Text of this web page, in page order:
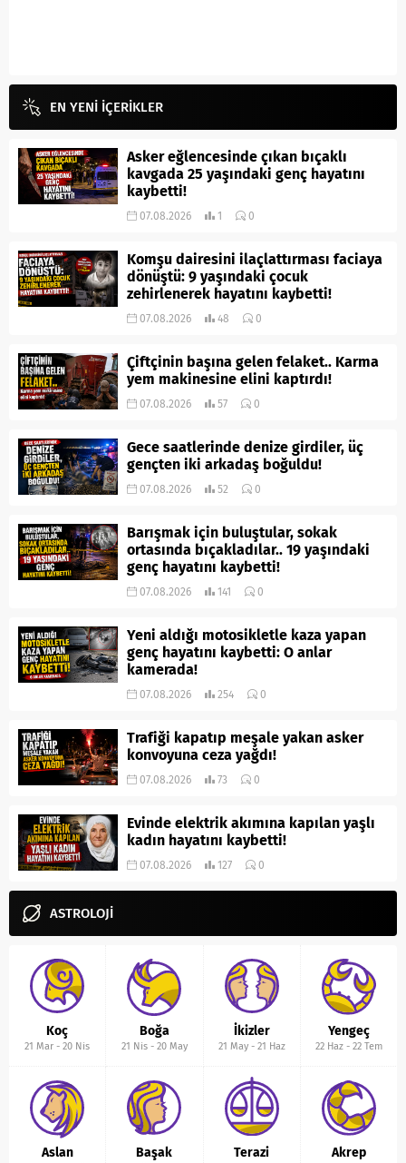
EN YENİ İÇERİKLER
Asker eğlencesinde çıkan bıçaklı
kavgada 25 yaşındaki genç hayatını
kaybetti!
07.08.2026 1 0
Komşu dairesini ilaçlattırması faciaya
dönüştü: 9 yaşındaki çocuk
zehirlenerek hayatını kaybetti!
07.08.2026 48 0
Çiftçinin başına gelen felaket.. Karma
yem makinesine elini kaptırdı!
07.08.2026 57 0
Gece saatlerinde denize girdiler, üç
gençten iki arkadaş boğuldu!
07.08.2026 52 0
Barışmak için buluştular, sokak
ortasında bıçakladılar.. 19 yaşındaki
genç hayatını kaybetti!
07.08.2026 141 0
Yeni aldığı motosikletle kaza yapan
genç hayatını kaybetti: O anlar
kamerada!
07.08.2026 254 0
Trafiği kapatıp meşale yakan asker
konvoyuna ceza yağdı!
07.08.2026 73 0
Evinde elektrik akımına kapılan yaşlı
kadın hayatını kaybetti!
07.08.2026 127 0
ASTROLOJİ
Koç
21 Mar -20 Nis
Boğa
21 Nis- 20 May
İkizler
21 May- 21 Haz
Yengeç
22 Haz- 22 Tem
Aslan Başak Terazi Akrep